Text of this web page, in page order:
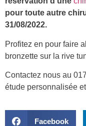
pour toute autre
31/08/2022.
Profitez en pour faire
bronzette sur la rive
Contactez nous au
étude personnalisée
Facebook